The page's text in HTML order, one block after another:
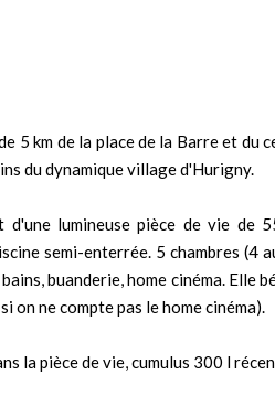
5 km de la place de la Barre et du
du dynamique village d'Hurigny.
lumineuse pièce de vie de
semi-enterrée. 5 chambres (4
buanderie, home cinéma. Elle
on ne compte pas le home cinéma).
la pièce de vie, cumulus 300 l